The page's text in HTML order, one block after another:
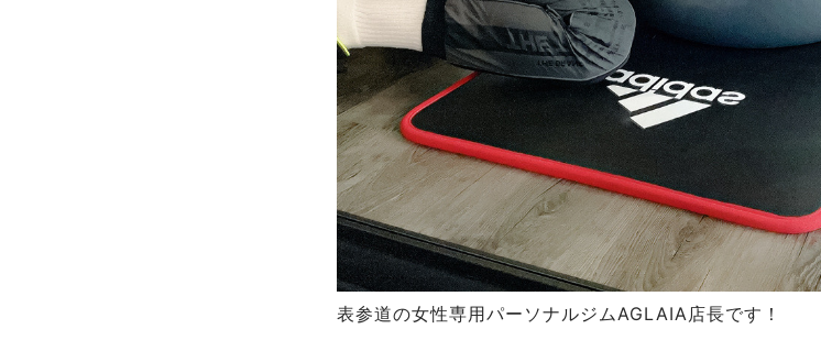
表参道の女性専用パーソナルジムAGLAIA店長です！